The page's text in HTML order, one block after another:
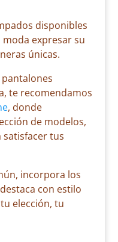
disponibles
expresar su
únicas.
te recomendamos
, donde
de modelos,
satisfacer tus
incorpora los
con estilo
elección, tu